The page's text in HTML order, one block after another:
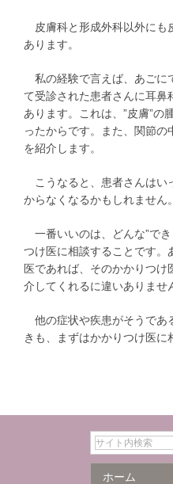
皮膚科と形成外科以外にも
あります。
私の経験で言えば、あごに
て受診された患者さんに耳
あります。これは、”皮膚”の
ったからです。また、関節
を紹介します。
こうなると、患者さんはい
からなくなるかもしれません。
一番いいのは、どんな”で
つけ医に相談することです。
医であれば、そのかかりつ
介してくれるに違いありませ
他の症状や疾患がそうであ
きも、まずはかかりつけ医に
ホーム